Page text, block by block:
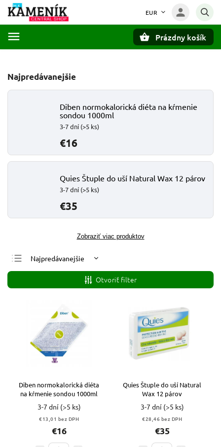
EUR
Prázdny košík
Najpredávanejšie
Diben normokalorická diéta na kŕmenie
sondou 1000ml
3-7 dní (>5 ks)
€16
Quies Štuple do uší Natural Wax 12 párov
3-7 dní (>5 ks)
€35
Zobraziť viac produktov
Najpredávanejšie
Najlacnejšie
Najdrahšie
Otvoriť filter
Diben normokalorická diéta
na kŕmenie sondou 1000ml
3-7 dní (>5 ks)
€13,01 bez DPH
€16
Quies Štuple do uší Natural
Wax 12 párov
3-7 dní (>5 ks)
€28,46 bez DPH
€35